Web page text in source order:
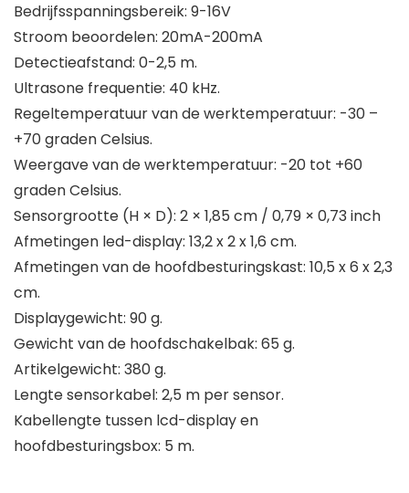
Bedrijfsspanningsbereik: 9-16V
Stroom beoordelen: 20mA-200mA
Detectieafstand: 0-2,5 m.
Ultrasone frequentie: 40 kHz.
Regeltemperatuur van de werktemperatuur: -30 –
+70 graden Celsius.
Weergave van de werktemperatuur: -20 tot +60
graden Celsius.
Sensorgrootte (H × D): 2 × 1,85 cm / 0,79 × 0,73 inch
Afmetingen led-display: 13,2 x 2 x 1,6 cm.
Afmetingen van de hoofdbesturingskast: 10,5 x 6 x 2,3
cm.
Displaygewicht: 90 g.
Gewicht van de hoofdschakelbak: 65 g.
Artikelgewicht: 380 g.
Lengte sensorkabel: 2,5 m per sensor.
Kabellengte tussen lcd-display en
hoofdbesturingsbox: 5 m.